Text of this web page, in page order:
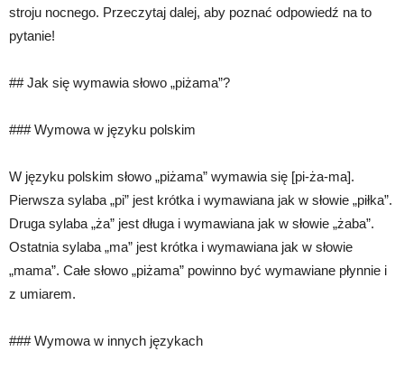
stroju nocnego. Przeczytaj dalej, aby poznać odpowiedź na to
pytanie!
## Jak się wymawia słowo „piżama”?
### Wymowa w języku polskim
W języku polskim słowo „piżama” wymawia się [pi-ża-ma].
Pierwsza sylaba „pi” jest krótka i wymawiana jak w słowie „piłka”.
Druga sylaba „ża” jest długa i wymawiana jak w słowie „żaba”.
Ostatnia sylaba „ma” jest krótka i wymawiana jak w słowie
„mama”. Całe słowo „piżama” powinno być wymawiane płynnie i
z umiarem.
### Wymowa w innych językach